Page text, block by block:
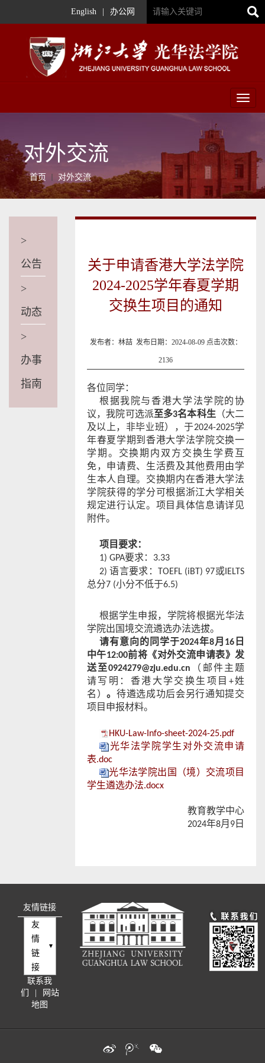
English 办公网
Toggle
对外交流
首页 对外交流
>
公告
>
动态
>
办事
指南
关于申请香港大学法学院
2024-2025学年春夏学期
交换生项目的通知
发布者：林喆 发布日期：2024-08-09 点击次数：
2136
各位同学：
根据我院与香港大学法学院的协
议，我院可选派至多3名本科生（大二
及以上，非毕业班），于2024-2025学
年春夏学期到 香港大学法学院交换一
学期。交换期内双方交换生学费互
免， 申请费、生活费及其他费用由学
生本人自理。交换期内在香港大学法
学院获得的学分可根据浙江大学相关
规定进行认定。 项目具体信息请详见
附件。
项目要求：
1) GPA要求：3.33
2)语言要求：TOEFL (iBT) 97或IELTS
总分7 (小分不低于6.5)
根据学生申报，学院将根据光华法
学院出国境交流遴选办法选拔。
请有意向的同学于2024年8月16 日
中午12:00前将《对外交流申请表》发
送至0924279@zju.edu.cn （ 邮件主题
请写明 ： 香港 大学交换生项目+姓
名 ）。待遴选成功后会另行通知提交
项目申报材料。
HKU-Law-Info-sheet-2024-25.pdf
光华法学院学生对外交流申请
表.doc
光华法学院出国（境）交流项目
学生遴选办法.docx
教育教学中心
2024年8月 9 日
友情链接
友
情
链
接
联系我
们
网站
地图